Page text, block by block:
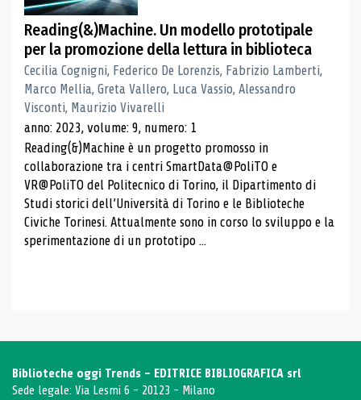
Reading(&)Machine. Un modello prototipale
per la promozione della lettura in biblioteca
Cecilia Cognigni, Federico De Lorenzis, Fabrizio Lamberti,
Marco Mellia, Greta Vallero, Luca Vassio, Alessandro
Visconti, Maurizio Vivarelli
anno: 2023, volume: 9, numero: 1
Reading(&)Machine è un progetto promosso in
collaborazione tra i centri SmartData@PoliTO e
VR@PoliTO del Politecnico di Torino, il Dipartimento di
Studi storici dell’Università di Torino e le Biblioteche
Civiche Torinesi. Attualmente sono in corso lo sviluppo e la
sperimentazione di un prototipo ...
Biblioteche oggi Trends - EDITRICE BIBLIOGRAFICA srl
Sede legale: Via Lesmi 6 - 20123 - Milano